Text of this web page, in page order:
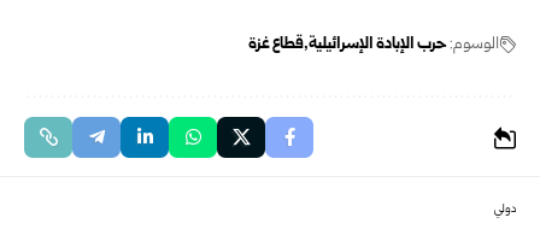
الوسوم:حرب الإبادة الإسرائيلية قطاع غزة
دولي